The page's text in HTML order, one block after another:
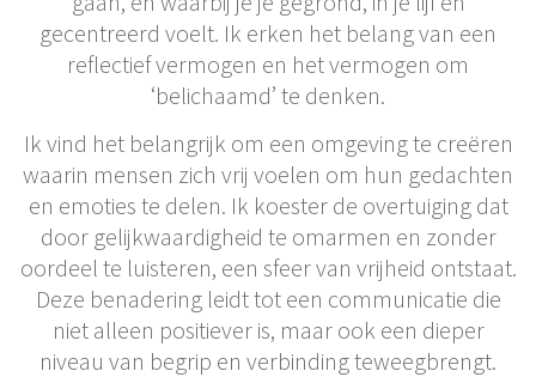
gecentreerd voelt. Ik erken het belang van een
reflectief vermogen en het vermogen om
‘belichaamd’ te denken.
Ik vind het belangrijk om een omgeving te creëren
waarin mensen zich vrij voelen om hun gedachten
en emoties te delen. Ik koester de overtuiging dat
door gelijkwaardigheid te omarmen en zonder
oordeel te luisteren, een sfeer van vrijheid ontstaat.
Deze benadering leidt tot een communicatie die
niet alleen positiever is, maar ook een dieper
niveau van begrip en verbinding teweegbrengt.